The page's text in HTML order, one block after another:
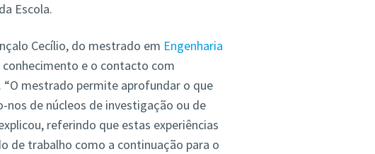
Escola.
Cecílio, do mestrado em Engenharia
e o contacto com
mestrado permite aprofundar o que
de núcleos de investigação ou de
referindo que estas experiências
de trabalho como a continuação para o